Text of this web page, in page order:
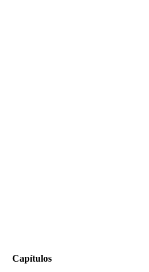
Capítulos